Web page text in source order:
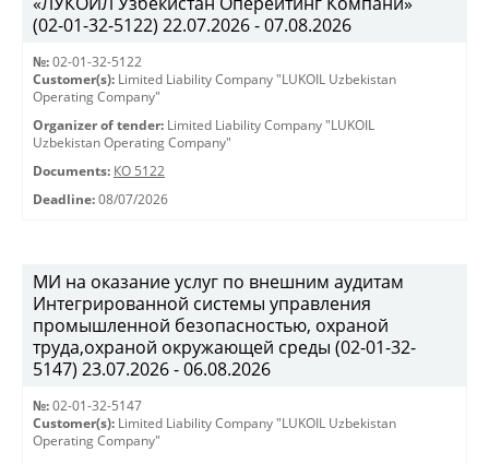
(02-01-32-5122) 22.07.2026 - 07.08.2026
№: 02-01-32-5122
Customer(s): Limited Liability Company "LUKOIL Uzbekistan
Operating Company"
Organizer of tender: Limited Liability Company "LUKOIL
Uzbekistan Operating Company"
Documents: КО 5122
Deadline: 08/07/2026
МИ на оказание услуг по внешним аудитам
Интегрированной системы управления
промышленной безопасностью, охраной
труда,охраной окружающей среды (02-01-32-
5147) 23.07.2026 - 06.08.2026
№: 02-01-32-5147
Customer(s): Limited Liability Company "LUKOIL Uzbekistan
Operating Company"